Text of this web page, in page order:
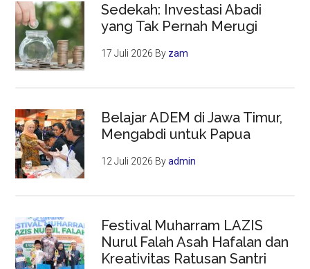
Sedekah: Investasi Abadi
yang Tak Pernah Merugi
17 Juli 2026 By zam
Belajar ADEM di Jawa Timur,
Mengabdi untuk Papua
12 Juli 2026 Byadmin
Festival Muharram LAZIS
Nurul Falah Asah Hafalan dan
Kreativitas Ratusan Santri